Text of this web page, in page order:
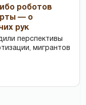
роботов
— о
рук
перспективы
мигрантов